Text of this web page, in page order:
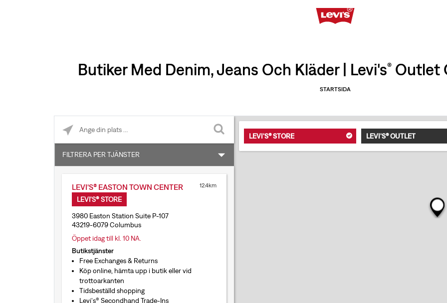
Butiker Med Denim, Jeans Och Kläder | Levi's® Outlet
STARTSIDA
FILTRERA PER TJÄNSTER
Levi's® Tailor Shop
LEVI'S® EASTON TOWN CENTER
LEVI'S® STORE
12.4km
3980 Easton Station Suite P-107
43219-6079 Columbus
Öppet idag till kl. 10 NA.
Butikstjänster
Free Exchanges & Returns
Köp online, hämta upp i butik eller vid
trottoarkanten
Tidsbeställd shopping
Levi's® Secondhand Trade-Ins
LEVI'S® STORE LEVI'S® OUTLET